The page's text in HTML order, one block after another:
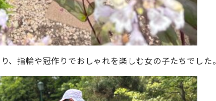
、指輪や冠作りでおしゃれを楽しむ女の子たちでした。